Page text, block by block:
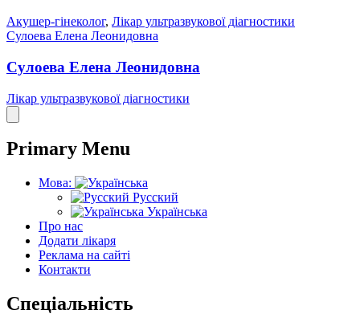
Акушер-гінеколог, Лікар ультразвукової діагностики
Сулоева Елена Леонидовна
Сулоева Елена Леонидовна
Лікар ультразвукової діагностики
Primary Menu
Мова:
Русский
Українська
Про нас
Додати лікаря
Реклама на сайті
Контакти
Спеціальність